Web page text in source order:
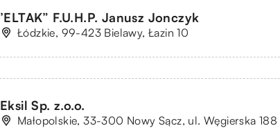
’ELTAK” F.U.H.P. Janusz Jonczyk
Łódzkie, 99-423 Bielawy, Łazin 10
Eksil Sp. z.o.o.
Małopolskie, 33-300 Nowy Sącz, ul. Węgierska 188